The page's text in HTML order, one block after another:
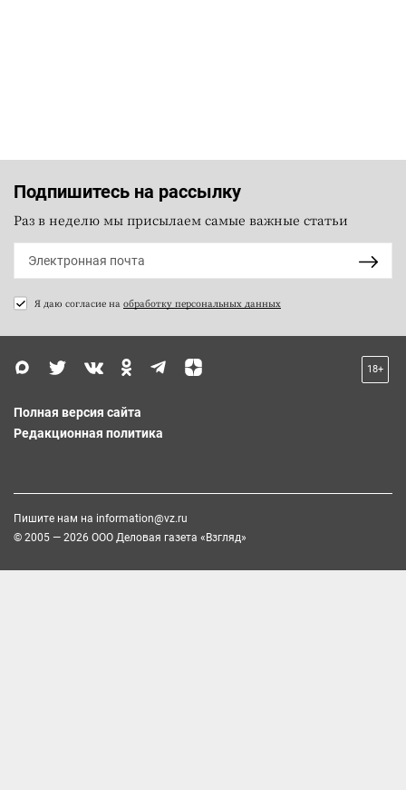
Подпишитесь на рассылку
Раз в неделю мы присылаем самые важные статьи
Я даю согласие на обработку персональных данных
18+
Полная версия сайта
Редакционная политика
Пишите нам на information@vz.ru
© 2005 — 2026 ООО Деловая газета «Взгляд»